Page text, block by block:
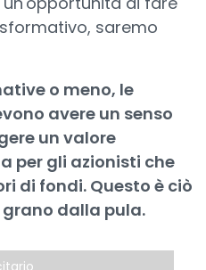
saremo
o meno, le
avere un senso
un valore
per gli azionisti che
di fondi. Questo è ciò
grano dalla pula.